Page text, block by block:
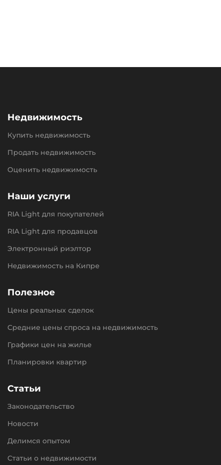
Недвижимость
Купить недвижимость
Продать недвижимость
Оценить недвижимость
Наши услуги
RIA Light для покупателей
RIA Light для продавцов
Электронный риэлтор
Недвижимость на Кипре
Полезное
Цены реальных сделок
Средние цены спроса на недвижимость
Графики цен на жилье
Планировки квартир
Статьи
Законодательство
Новости
Делимся опытом
Статьи о недвижимости